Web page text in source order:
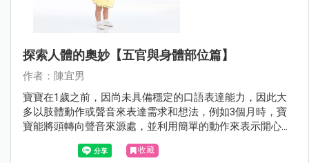
探索人體的奧妙【五官與身體部位篇】
作者：陳宜男
寶寶在1歲之前，因尚未具備穩定的口語表達能力，因此大
多以肢體動作或聲音來表達需求和想法，例如3個月時，寶
寶能將頭轉向聲音來源處，並利用簡單的動作來表示開心
（如揮手、踢腿等）。7～12個月時，寶寶對身體部位（如
肢體、五官）的理解能力與聽理解能力逐漸提升，也喜歡模
收藏